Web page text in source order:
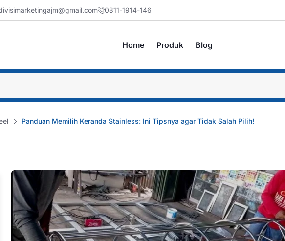
0811-1914-146
Home Produk Blog
Panduan Memilih Keranda Stainless: Ini Tipsnya agar Tidak Salah Pilih!